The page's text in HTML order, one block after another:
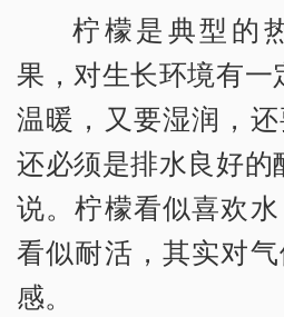
柠檬是典型的
果，对生长环境有一
温暖，又要湿润，
还必须是排水良好的
说。柠檬看似喜欢水
看似耐活，其实对
感。